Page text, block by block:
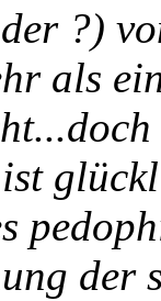
?)
als
der